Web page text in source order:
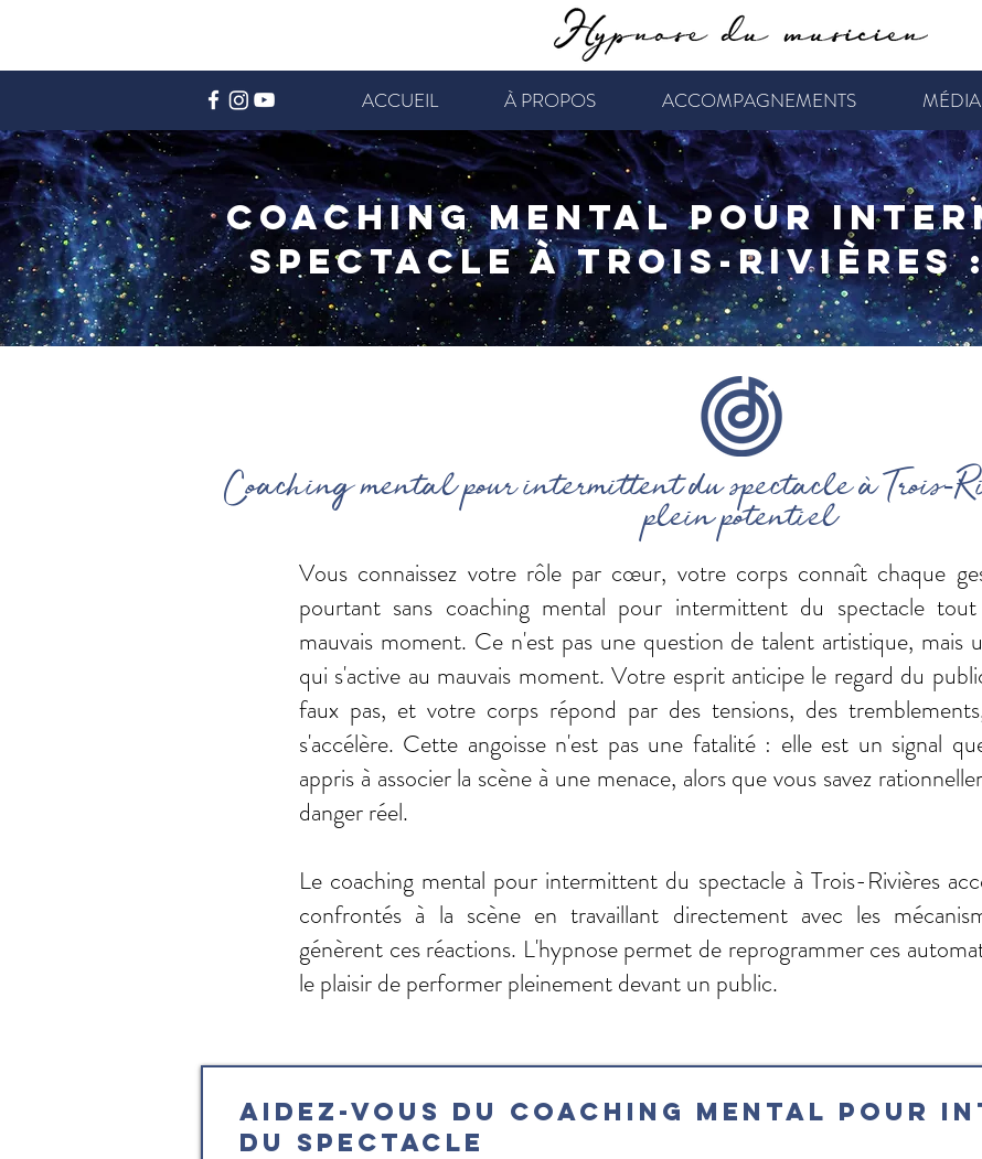
ACCUEIL À PROPOS ACCOMPAGNEMENTS MÉDIA
Coaching mental pour
spectacle à Trois-Rivières
Coaching mental pour intermittent du spectacle à Trois-
plein potentiel
Vous connaissez votre rôle par cœur, votre corps connaît chaque
pourtant sans coaching mental pour intermittent du spectacle
mauvais moment. Ce n'est pas une question de talent artistique, mais
qui s'active au mauvais moment. Votre esprit anticipe le regard du
faux pas, et votre corps répond par des tensions, des
s'accélère. Cette angoisse n'est pas une fatalité : elle est un signal
appris à associer la scène à une menace, alors que vous savez
danger réel.
Le coaching mental pour intermittent du spectacle à Trois-Rivières
confrontés à la scène en travaillant directement avec les
génèrent ces réactions. L'hypnose permet de reprogrammer ces
le plaisir de performer pleinement devant un public.
Aidez-vous du coaching mental pour
du spectacle